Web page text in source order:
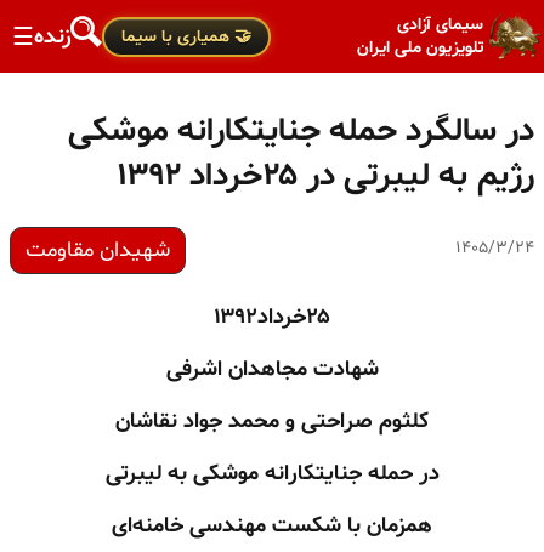
سیمای آزادی
تلویزیون ملی ایران
🤝 همیاری با سیما زنده☰
در سالگرد حمله جنایتکارانه موشکی
رژیم به لیبرتی در ۲۵خرداد ۱۳۹۲
۱۴۰۵/۳/۲۴ شهیدان مقاومت
۲۵خرداد۱۳۹۲
شهادت مجاهدان اشرفی
کلثوم صراحتی و محمد جواد نقاشان
در حمله جنایتکارانه موشکی به لیبرتی
همزمان با شکست مهندسی خامنه‌ای